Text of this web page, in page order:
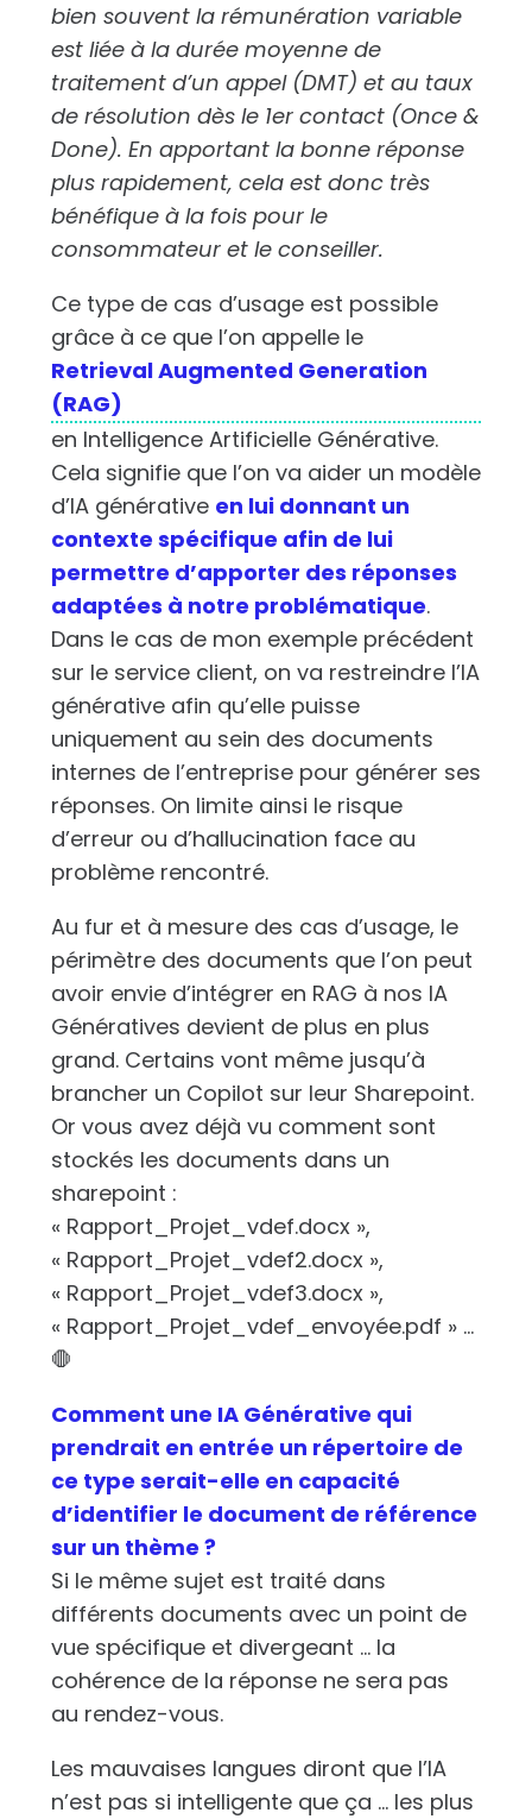
bien souvent la rémunération variable
est liée à la durée moyenne de
traitement d’un appel (DMT) et au taux
de résolution dès le 1er contact (Once &
Done). En apportant la bonne réponse
plus rapidement, cela est donc très
bénéfique à la fois pour le
consommateur et le conseiller.
Ce type de cas d’usage est possible
grâce à ce que l’on appelle le
Retrieval Augmented Generation
(RAG)
en Intelligence Artificielle Générative.
Cela signifie que l’on va aider un modèle
d’IA générative en lui donnant un
contexte spécifique afin de lui
permettre d’apporter des réponses
adaptées à notre problématique.
Dans le cas de mon exemple précédent
sur le service client, on va restreindre l’IA
générative afin qu’elle puisse
uniquement au sein des documents
internes de l’entreprise pour générer ses
réponses. On limite ainsi le risque
d’erreur ou d’hallucination face au
problème rencontré.
Au fur et à mesure des cas d’usage, le
périmètre des documents que l’on peut
avoir envie d’intégrer en RAG à nos IA
Génératives devient de plus en plus
grand. Certains vont même jusqu’à
brancher un Copilot sur leur Sharepoint.
Or vous avez déjà vu comment sont
stockés les documents dans un
sharepoint :
« Rapport_Projet_vdef.docx »,
« Rapport_Projet_vdef2.docx »,
« Rapport_Projet_vdef3.docx »,
« Rapport_Projet_vdef_envoyée.pdf » …
🛑
Comment une IA Générative qui
prendrait en entrée un répertoire de
ce type serait-elle en capacité
d’identifier le document de référence
sur un thème ?
Si le même sujet est traité dans
différents documents avec un point de
vue spécifique et divergeant … la
cohérence de la réponse ne sera pas
au rendez-vous.
Les mauvaises langues diront que l’IA
n’est pas si intelligente que ça … les plus